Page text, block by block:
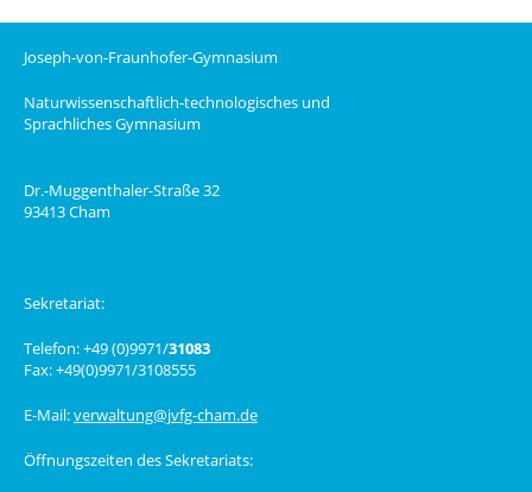
Joseph-von-Fraunhofer-Gymnasium
Naturwissenschaftlich-technologisches und
Sprachliches Gymnasium
Dr.-Muggenthaler-Straße 32
93413 Cham
Sekretariat:
Telefon: +49 (0)9971/31083
Fax: +49(0)9971/3108555
E-Mail:verwaltung@jvfg-cham.de
Öffnungszeiten des Sekretariats: